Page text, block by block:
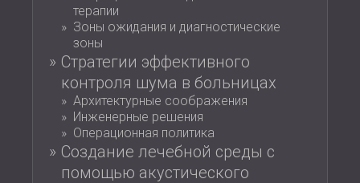
SOUND INSULATION AND ACOUSTICS
FOR HEALTH CARE FACILITIES
ЗВУКОИЗОЛЯЦИОННЫЕ И
АКУСТИЧЕСКИЕ РЕШЕНИЯ ДЛЯ
АУДИОЛОГИЧЕСКОЙ ОТРАСЛИ
ЗВУКОИЗОЛЯЦИОННЫЕ И
АКУСТИЧЕСКИЕ РЕШЕНИЯ ДЛЯ
ЦЕНТРОВ ОБРАБОТКИ ДАННЫХ
терапии
Зоны ожидания и диагностические
зоны
Стратегии эффективного
контроля шума в больницах
Архитектурные соображения
Инженерные решения
Операционная политика
Создание лечебной среды с
помощью акустического